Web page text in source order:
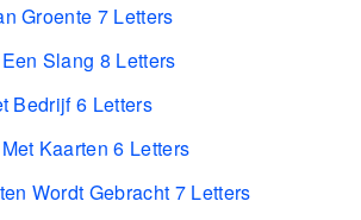
Groente 7 Letters
Slang 8 Letters
Bedrijf 6 Letters
Kaarten 6 Letters
Wordt Gebracht 7 Letters